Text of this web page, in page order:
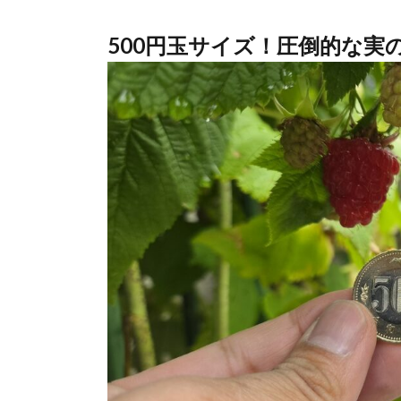
500円玉サイズ！圧倒的な実